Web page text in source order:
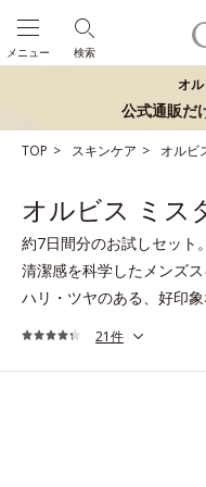
検索
メニュー
オ
公式通販だ
TOP スキンケア オルビ
オルビス ミス
約7日間分のお試しセット。
清潔感を科学したメンズス
ハリ・ツヤのある、好印
21件